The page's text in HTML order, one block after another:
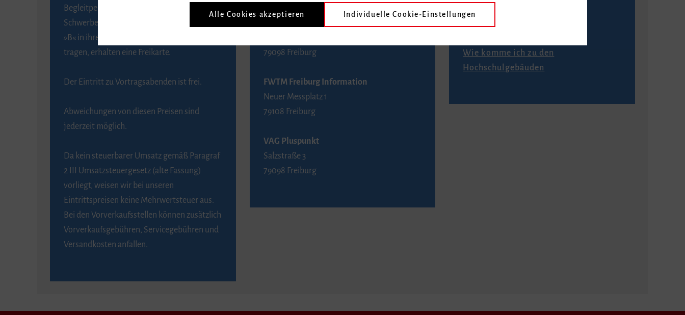
Begleitpersonen von Menschen mit
Schwerbehinderung, die das Merkzeichen
»B« in ihrem Schwerbehindertenausweis
tragen, erhalten eine Freikarte.
Der Eintritt zu Vortragsabenden ist frei.
Abweichungen von diesen Preisen sind
jederzeit möglich.
Da kein steuerbarer Umsatz gemäß Paragraf
2 III Umsatzsteuergesetz (alte Fassung)
vorliegt, weisen wir bei unseren
Eintrittspreisen keine Mehrwertsteuer aus.
Bei den Vorverkaufsstellen können zusätzlich
Vorverkaufsgebühren, Servicegebühren und
Versandkosten anfallen.
79098 Freiburg
FWTM Freiburg Information
Neuer Messplatz 1
79108 Freiburg
VAG Pluspunkt
Salzstraße 3
79098 Freiburg
Anfahrt
Wie komme ich zu den
Hochschulgebäuden
Alle Cookies akzeptieren Individuelle Cookie-Einstellungen